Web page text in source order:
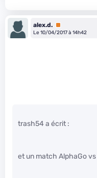
alex.d. Premium
Le 10/04/2017 à 14h42
trash54 a écrit :
et un match AlphaGo